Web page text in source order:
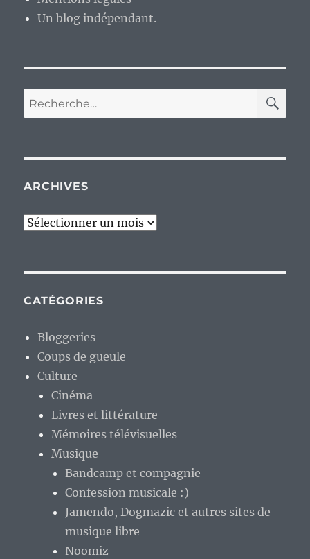
Un blog indépendant.
Recherche
pour :
ARCHIVES
Archives
CATÉGORIES
Bloggeries
Coups de gueule
Culture
Cinéma
Livres et littérature
Mémoires télévisuelles
Musique
Bandcamp et compagnie
Confession musicale :)
Jamendo, Dogmazic et autres sites de
musique libre
Noomiz